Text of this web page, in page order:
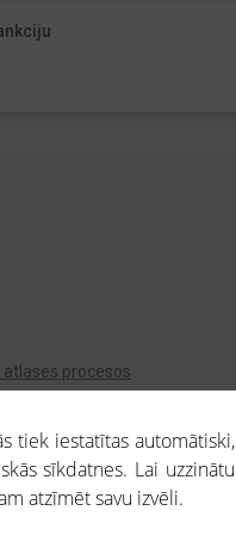
procesos
tiek iestatītas automātiski,
sīkdatnes. Lai uzzinātu
atzīmēt savu izvēli.